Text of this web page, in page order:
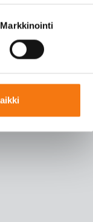
Markkinointi